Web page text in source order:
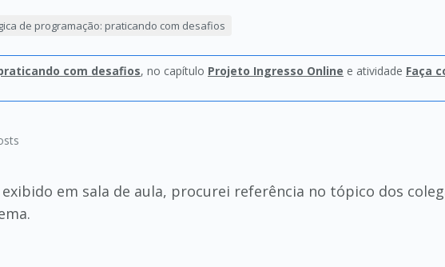
de programação: praticando com desafios
com desafios, no capítulo Projeto Ingresso Online e atividade Faça
em sala de aula, procurei referência no tópico dos